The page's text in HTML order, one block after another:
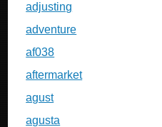
adjusting
adventure
af038
aftermarket
agust
agusta